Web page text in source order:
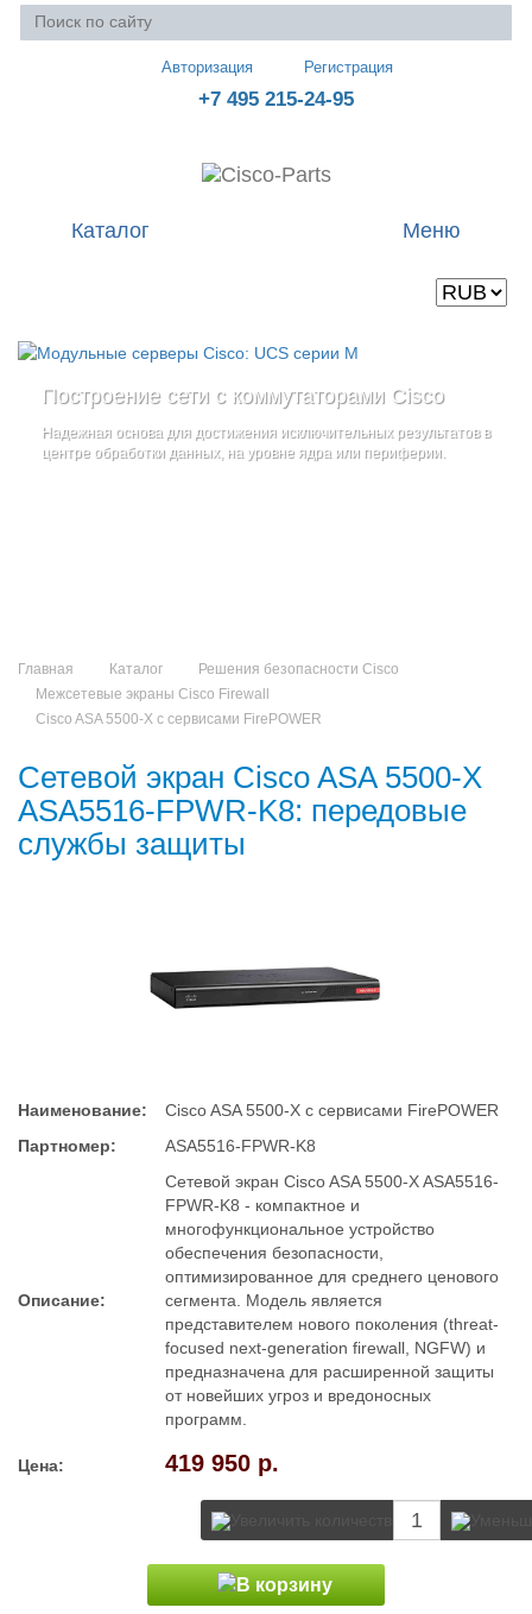
Авторизация Регистрация
+7 495 215-24-95
Меню
Каталог
Построение сети с коммутаторами Cisco
Надежная основа для достижения исключительных результатов в
центре обработки данных, на уровне ядра или периферии.
Стоечные серверы Cisco UCS серии C
Созданы для сокращения общей стоимости владенияи
повышение адаптивности Вашего бизнеса
дополнительные компоненты
Главная Каталог
Решения безопасности Cisco
Межсетевые экраны Cisco Firewall
Cisco ASA 5500-X с сервисами FirePOWER
Сетевой экран Cisco ASA 5500-X
ASA5516-FPWR-K8: передовые
службы защиты
Наименование:
Cisco ASA 5500-X с сервисами FirePOWER
Партномер:
ASA5516-FPWR-K8
Описание:
Сетевой экран Cisco ASA 5500-X ASA5516-
FPWR-K8 - компактное и
многофункциональное устройство
обеспечения безопасности,
оптимизированное для среднего ценового
сегмента. Модель является
представителем нового поколения (threat-
focused next-generation firewall, NGFW) и
предназначена для расширенной защиты
от новейших угроз и вредоносных
программ.
Цена: 419 950 р.